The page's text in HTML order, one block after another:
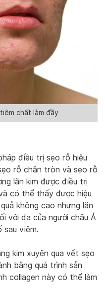
chất làm đầy
điều trị sẹo rỗ hiệu
rỗ chân tròn và sẹo rỗ
lăn kim được điều trị
có thể thấy được hiệu
không cao nhưng lăn
với da của người châu Á
viêm.
kim xuyên qua vết sẹo
bằng quá trình sản
collagen này có thể làm